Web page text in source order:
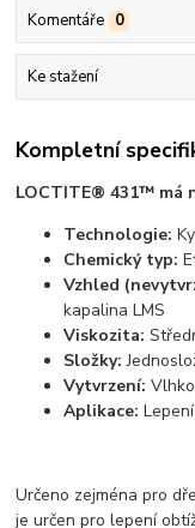
Komentáře 0
Ke stažení
Kompletní
LOCTITE® 431™ má
Technologie:
Chemický typ:
Vzhled
kapalina LMS
Viskozita:
Složky:
Vytvrzení:
Aplikace:Lepení
Určeno zejména pro
je určen pro lepení